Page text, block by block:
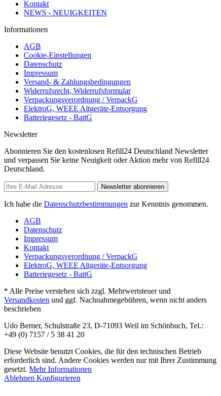
Kontakt
NEWS - NEUIGKEITEN
Informationen
AGB
Cookie-Einstellungen
Datenschutz
Impressum
Versand- & Zahlungsbedingungen
Widerrufsrecht, Widerrufsformular
Verpackungsverordnung / VerpackG
ElektroG, WEEE Altgeräte-Entsorgung
Batteriegesetz - BattG
Newsletter
Abonnieren Sie den kostenlosen Refill24 Deutschland Newsletter
und verpassen Sie keine Neuigkeit oder Aktion mehr von Refill24
Deutschland.
Newsletter abonnieren
Ich habe die Datenschutzbestimmungen zur Kenntnis genommen.
AGB
Datenschutz
Impressum
Kontakt
Verpackungsverordnung / VerpackG
ElektroG, WEEE Altgeräte-Entsorgung
Batteriegesetz - BattG
* Alle Preise verstehen sich zzgl. Mehrwertsteuer und
Versandkosten und ggf. Nachnahmegebühren, wenn nicht anders
beschrieben
Udo Berner, Schulstraße 23, D-71093 Weil im Schönbuch, Tel.:
+49 (0) 7157 / 5 38 41 20
Diese Website benutzt Cookies, die für den technischen Betrieb
erforderlich sind. Andere Cookies werden nur mit Ihrer Zustimmung
gesetzt. Mehr Informationen
Ablehnen Konfigurieren